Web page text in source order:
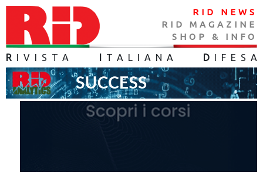
RID NEWS
RID MAGAZINE
SHOP & INFO
R IVISTA TALIANA D IFES A